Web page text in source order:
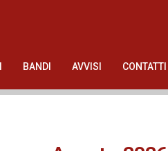
BANDI AVVISI CONTATTI